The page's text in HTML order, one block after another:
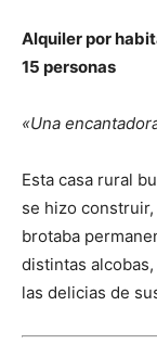
Alquiler por
15 personas
«Una
Esta casa rural
se hizo
brotaba
distintas
las delicias de